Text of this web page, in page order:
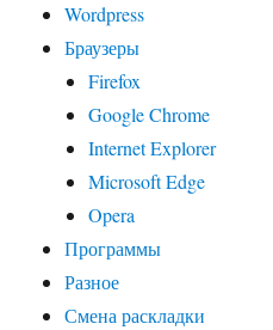
Wordpress
Браузеры
Firefox
Google Chrome
Internet Explorer
Microsoft Edge
Opera
Программы
Разное
Смена раскладки